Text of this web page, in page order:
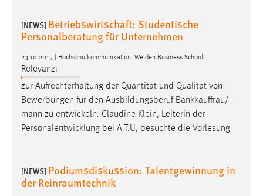
[NEWS] Betriebswirtschaft: Studentische
Personalberatung für Unternehmen
23.10.2015 | Hochschulkommunikation, Weiden Business School
Relevanz:
zur Aufrechterhaltung der Quantität und Qualität von
Bewerbungen für den Ausbildungsberuf Bankkauffrau/-
mann zu entwickeln. Claudine Klein, Leiterin der
Personalentwicklung bei A.T.U, besuchte die Vorlesung
[NEWS] Podiumsdiskussion: Talentgewinnung in
der Reinraumtechnik